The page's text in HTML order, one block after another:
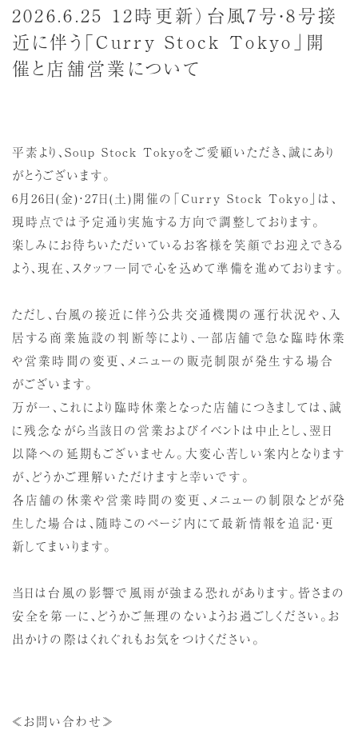
2026.6.25 12時更新）台風7号・8号接
近に伴う「Curry Stock Tokyo」開
催と店舗営業について
平素より、Soup Stock Tokyoをご愛顧いただき、誠にあり
がとうございます。
6月26日(金)・27日(土)開催の「Curry Stock Tokyo」は、
現時点では予定通り実施する方向で調整しております。
楽しみにお待ちいただいているお客様を笑顔でお迎えできる
よう、現在、スタッフ一同で心を込めて準備を進めております。
ただし、台風の接近に伴う公共交通機関の運行状況や、入
居する商業施設の判断等により、一部店舗で急な臨時休業
や営業時間の変更、メニューの販売制限が発生する場合
がございます。
万が一、これにより臨時休業となった店舗につきましては、誠
に残念ながら当該日の営業およびイベントは中止とし、翌日
以降への延期もございません。大変心苦しい案内となります
が、どうかご理解いただけますと幸いです。
各店舗の休業や営業時間の変更、メニューの制限などが発
生した場合は、随時このページ内にて最新情報を追記・更
新してまいります。
当日は台風の影響で風雨が強まる恐れがあります。皆さまの
安全を第一に、どうかご無理のないようお過ごしください。お
出かけの際はくれぐれもお気をつけください。
≪お問い合わせ≫